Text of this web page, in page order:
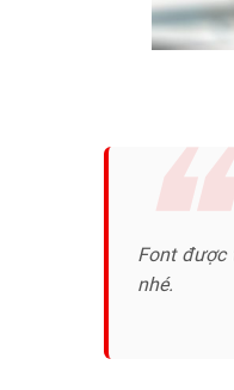
Font được
nhé.